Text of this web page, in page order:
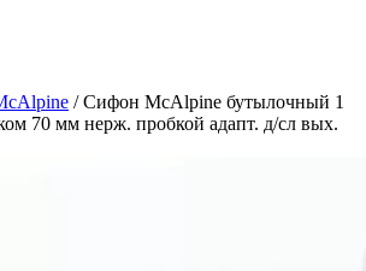
/Сифон McAlpine бутылочный 1
70 мм нерж. пробкой адапт. д/сл вых.